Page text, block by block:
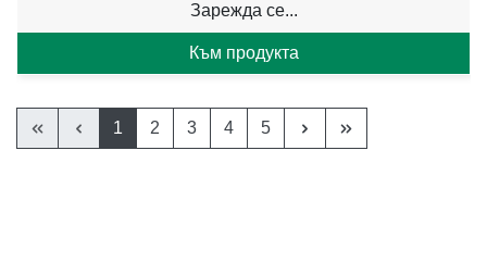
Зарежда се...
Към продукта
1 2 3 4 5